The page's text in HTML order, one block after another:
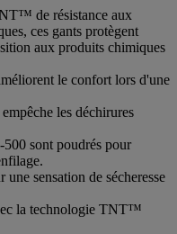
de résistance aux
ces gants protègent
aux produits chimiques
le confort lors d'une
les déchirures
sont poudrés pour
sensation de sécheresse
la technologie TNT™